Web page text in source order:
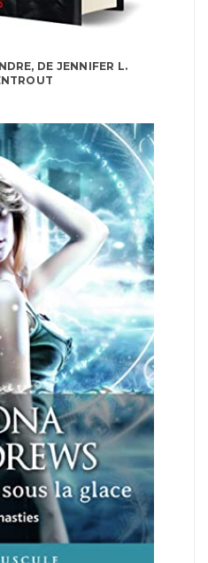
DE JENNIFER L.